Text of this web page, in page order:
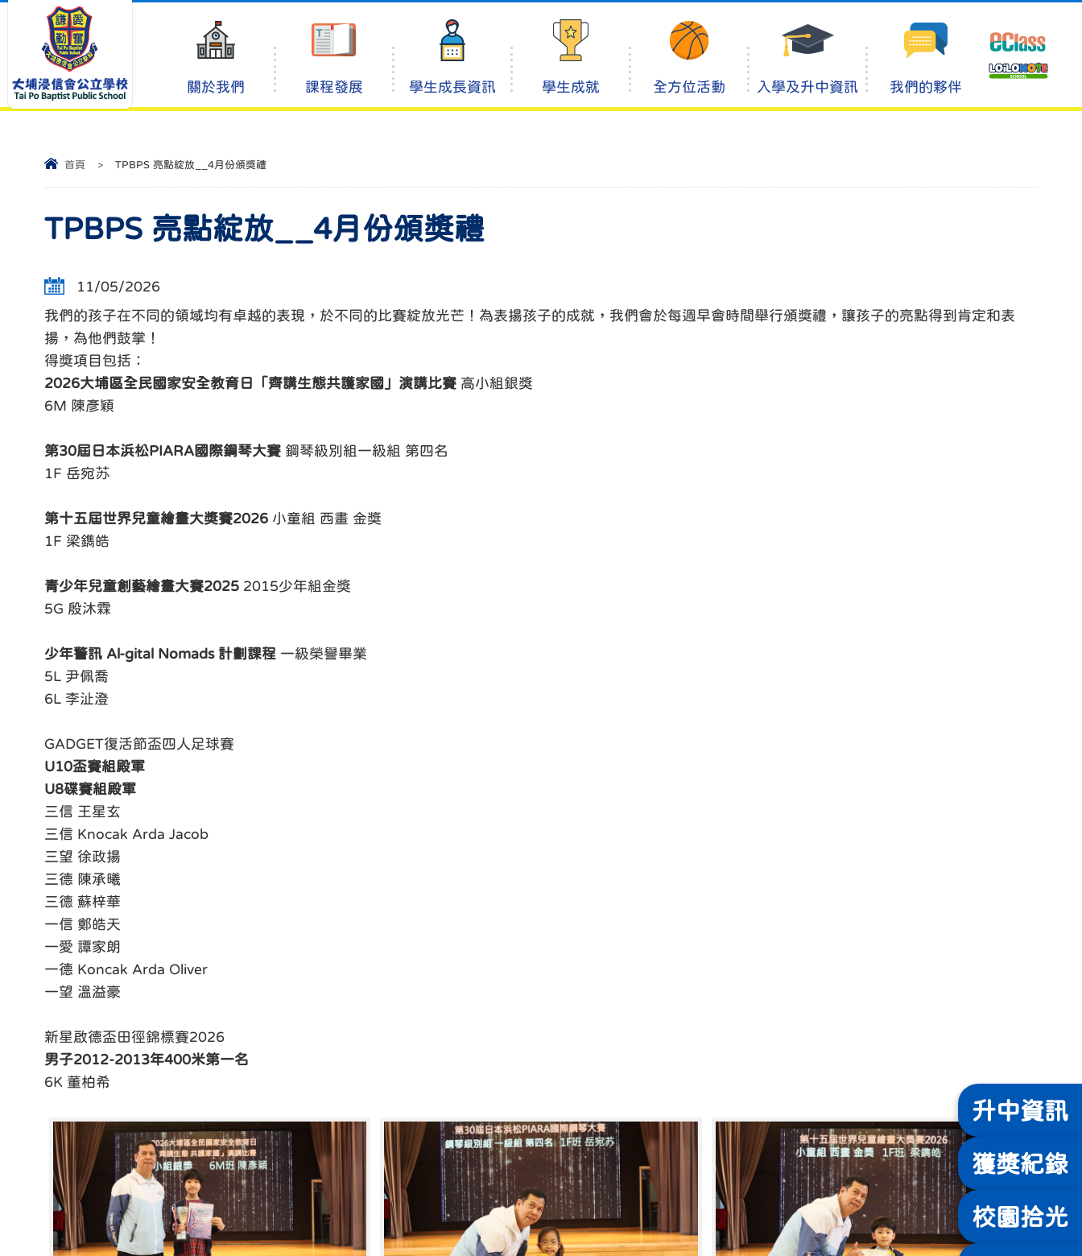
關於我們 課程發展 學生成長資訊 學生成就 全方位活動 入學及升中資訊 我們的夥伴
首頁 > TPBPS 亮點綻放__4月份頒獎禮
TPBPS 亮點綻放__4月份頒獎禮
11/05/2026
我們的孩子在不同的領域均有卓越的表現，於不同的比賽綻放光芒！為表揚孩子的成就，我們會於每週早會時間舉行頒獎禮，讓孩子的亮點得到肯定和表
揚，為他們鼓掌！
得獎項目包括：
2026大埔區全民國家安全教育日「齊講生態共護家國」演講比賽 高小組銀獎
6M 陳彥穎
第30屆日本浜松PIARA國際鋼琴大賽 鋼琴級別組一級組 第四名
1F 岳宛苏
第十五屆世界兒童繪畫大獎賽2026 小童組 西畫 金獎
1F 梁鐫皓
青少年兒童創藝繪畫大賽2025 2015少年組金獎
5G 殷沐霖
少年警訊 Al-gital Nomads 計劃課程 一級榮譽畢業
5L 尹佩喬
6L 李沚澄
GADGET復活節盃四人足球賽
U10盃賽組殿軍
U8碟賽組殿軍
三信 王星玄
三信 Knocak Arda Jacob
三望 徐政揚
三德 陳承曦
三德 蘇梓華
一信 鄭皓天
一愛 譚家朗
一德 Koncak Arda Oliver
一望 溫溢豪
新星啟德盃田徑錦標賽2026
男子2012-2013年400米第一名
6K 董柏希
升中資訊
獲獎紀錄
校園拾光